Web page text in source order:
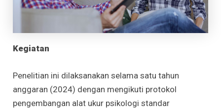
Kegiatan
Penelitian ini dilaksanakan selama satu tahun
anggaran (2024) dengan mengikuti protokol
pengembangan alat ukur psikologi standar